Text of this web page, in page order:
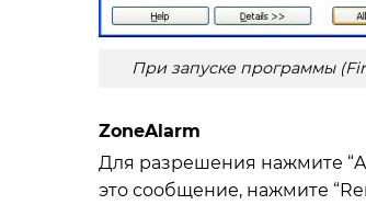
При запуске программы
ZoneAlarm
Для разрешения нажмите
это сообщение, нажмите